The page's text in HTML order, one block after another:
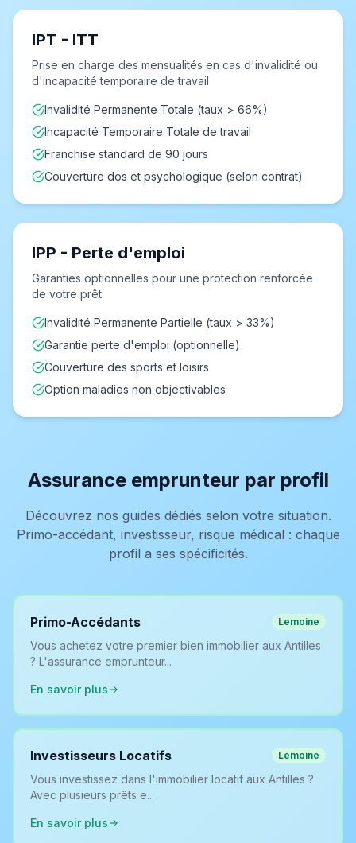
IPT - ITT
Prise en charge des mensualités en cas d'invalidité ou
d'incapacité temporaire de travail
Invalidité Permanente Totale (taux > 66%)
Incapacité Temporaire Totale de travail
Franchise standard de 90 jours
Couverture dos et psychologique (selon contrat)
IPP - Perte d'emploi
Garanties optionnelles pour une protection renforcée
de votre prêt
Invalidité Permanente Partielle (taux > 33%)
Garantie perte d'emploi (optionnelle)
Couverture des sports et loisirs
Option maladies non objectivables
Assurance emprunteur par profil
Découvrez nos guides dédiés selon votre situation.
Primo-accédant, investisseur, risque médical : chaque
profil a ses spécificités.
Primo-Accédants Lemoine
Vous achetez votre premier bien immobilier aux Antilles
? L'assurance emprunteur...
En savoir plus
Investisseurs Locatifs Lemoine
Vous investissez dans l'immobilier locatif aux Antilles ?
Avec plusieurs prêts e...
En savoir plus